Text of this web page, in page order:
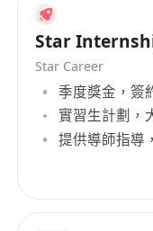
Star
Star Career
季度獎金，簽
實習生計劃，
提供導師指導